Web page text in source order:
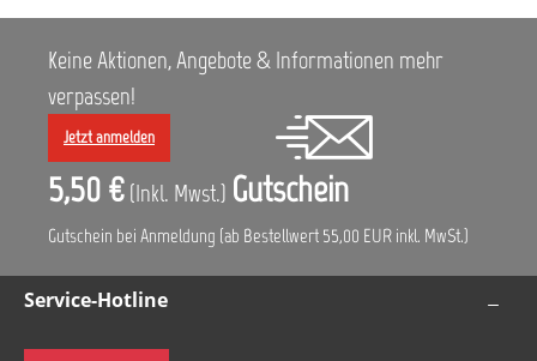
Keine Aktionen, Angebote & Informationen mehr
verpassen!
Jetzt anmelden
5,50 € (Inkl. Mwst.) Gutschein
Gutschein bei Anmeldung (ab Bestellwert 55,00 EUR inkl. MwSt.)
Service-Hotline